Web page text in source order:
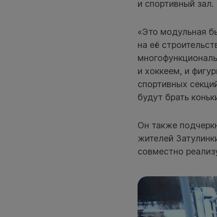
и спортивный зал.
«Это модульная
на её
и хоккеем, и
спортивных
будут брать
Он также
жителей
совместно